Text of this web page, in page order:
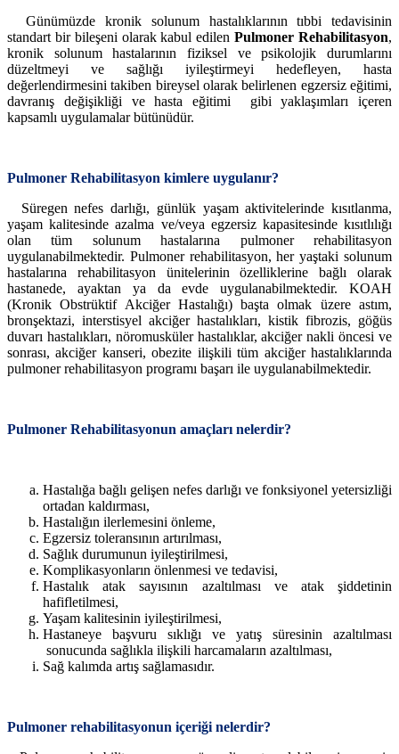
Günümüzde kronik solunum hastalıklarının tıbbi tedavisinin
standart bir bileşeni olarak kabul edilenPulmoner Rehabilitasyon,
kronik solunum hastalarının fiziksel ve psikolojik durumlarını
düzeltmeyi ve sağlığı iyileştirmeyi hedefleyen, hasta
değerlendirmesini takiben bireysel olarak belirlenen egzersiz eğitimi,
davranış değişikliği ve hasta eğitimi gibi yaklaşımları içeren
kapsamlı uygulamalar bütünüdür.
Pulmoner Rehabilitasyon kimlere uygulanır?
Süregen nefes darlığı, günlük yaşam aktivitelerinde kısıtlanma,
yaşam kalitesinde azalma ve/veya egzersiz kapasitesinde kısıtlılığı
olan tüm solunum hastalarına pulmoner rehabilitasyon
uygulanabilmektedir. Pulmoner rehabilitasyon, her yaştaki solunum
hastalarına rehabilitasyon ünitelerinin özelliklerine bağlı olarak
hastanede, ayaktan ya da evde uygulanabilmektedir. KOAH
(Kronik Obstrüktif Akciğer Hastalığı) başta olmak üzere astım,
bronşektazi, interstisyel akciğer hastalıkları, kistik fibrozis, göğüs
duvarı hastalıkları, nöromusküler hastalıklar, akciğer nakli öncesi ve
sonrası, akciğer kanseri, obezite ilişkili tüm akciğer hastalıklarında
pulmoner rehabilitasyon programı başarı ile uygulanabilmektedir.
Pulmoner Rehabilitasyonun amaçları nelerdir?
Hastalığa bağlı gelişen nefes darlığı ve fonksiyonel yetersizliği
ortadan kaldırması,
Hastalığın ilerlemesini önleme,
Egzersiz toleransının artırılması,
Sağlık durumunun iyileştirilmesi,
Komplikasyonların önlenmesi ve tedavisi,
Hastalık atak sayısının azaltılması ve atak şiddetinin
hafifletilmesi,
Yaşam kalitesinin iyileştirilmesi,
Hastaneye başvuru sıklığı ve yatış süresinin azaltılması
sonucunda sağlıkla ilişkili harcamaların azaltılması,
Sağ kalımda artış sağlamasıdır.
Pulmoner rehabilitasyonun içeriği nelerdir?